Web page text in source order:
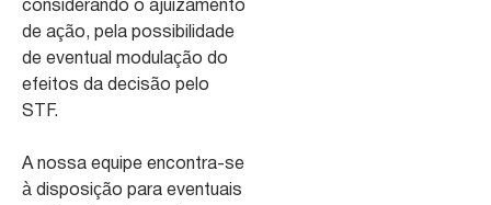
considerando o ajuizamento
de ação, pela possibilidade
de eventual modulação do
efeitos da decisão pelo
STF.
A nossa equipe encontra-se
à disposição para eventuais